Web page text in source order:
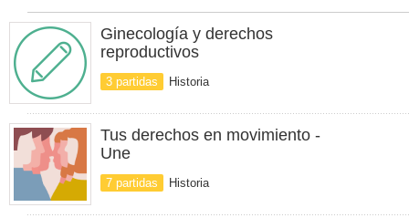
Ginecología y derechos
reproductivos
3 partidas Historia
Tus derechos en movimiento -
Une
7 partidas Historia